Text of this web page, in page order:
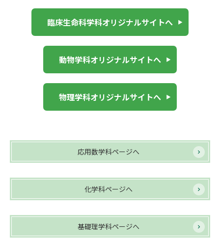
臨床生命科学科オリジナルサイトへ
動物学科オリジナルサイトへ
物理学科オリジナルサイトへ
応用数学科ページへ
化学科ページへ
基礎理学科ページへ